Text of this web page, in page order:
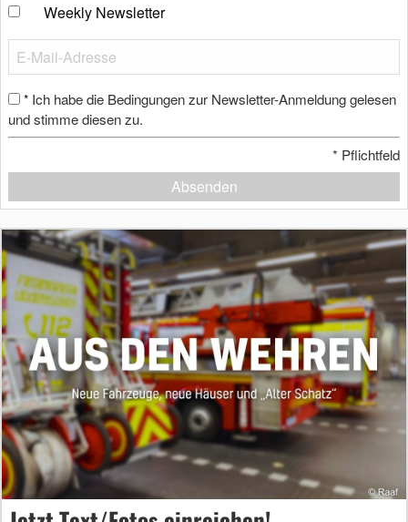
Weekly Newsletter
* Ich habe die Bedingungen zur Newsletter-Anmeldung gelesen
und stimme diesen zu.
* Pflichtfeld
Absenden